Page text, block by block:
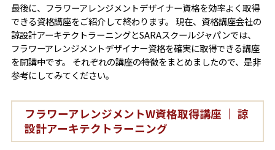
最後に、フラワーアレンジメントデザイナー資格を効率よく取得
できる資格講座をご紹介して終わります。 現在、資格講座会社の
諒設計アーキテクトラーニングとSARAスクールジャパンでは、
フラワーアレンジメントデザイナー資格を確実に取得できる講座
を開講中です。 それぞれの講座の特徴をまとめましたので、是非
参考にしてみてください。
フラワーアレンジメントW資格取得講座 ｜ 諒
設計アーキテクトラーニング